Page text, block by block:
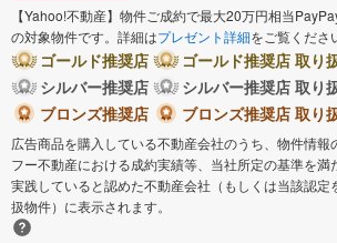
【Yahoo!不動産】物件ご成約で最大20万円相当
の対象物件です。詳細はプレゼント詳細をご覧くださ
ゴールド推奨店
ゴールド推奨店 取り
シルバー推奨店
シルバー推奨店 取り
ブロンズ推奨店
ブロンズ推奨店 取り
広告商品を購入している不動産会社のうち、物件情報
フー不動産における成約実績等、当社所定の基準を満
実践していると認めた不動産会社（もしくは当該認定
扱物件）に表示されます。